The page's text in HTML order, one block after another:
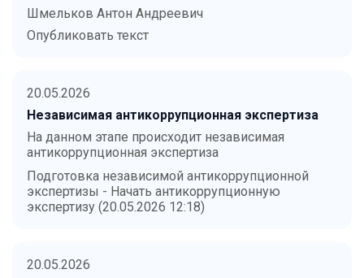
Шмельков Антон Андреевич
Опубликовать текст
20.05.2026
Независимая антикоррупционная экспертиза
На данном этапе происходит независимая
антикоррупционная экспертиза
Подготовка независимой антикоррупционной
экспертизы - Начать антикоррупционную
экспертизу (20.05.2026 12:18)
20.05.2026